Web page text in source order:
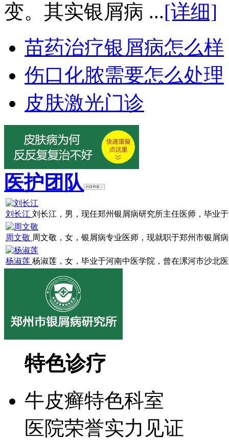
变。其实银屑病 ...[详细]
苗药治疗银屑病怎么样
伤口化脓需要怎么处理
皮肤激光门诊
医护团队
刘长江 刘长江，男，现任郑州银屑病研究所主任医师，毕业
周文敬 周文敬，女，银屑病专业医师，现就职于郑州市银屑
杨淑莲 杨淑莲，女，毕业于河南中医学院，曾在漯河市沙北
特色诊疗
牛皮癣特色科室
医院荣誉实力见证